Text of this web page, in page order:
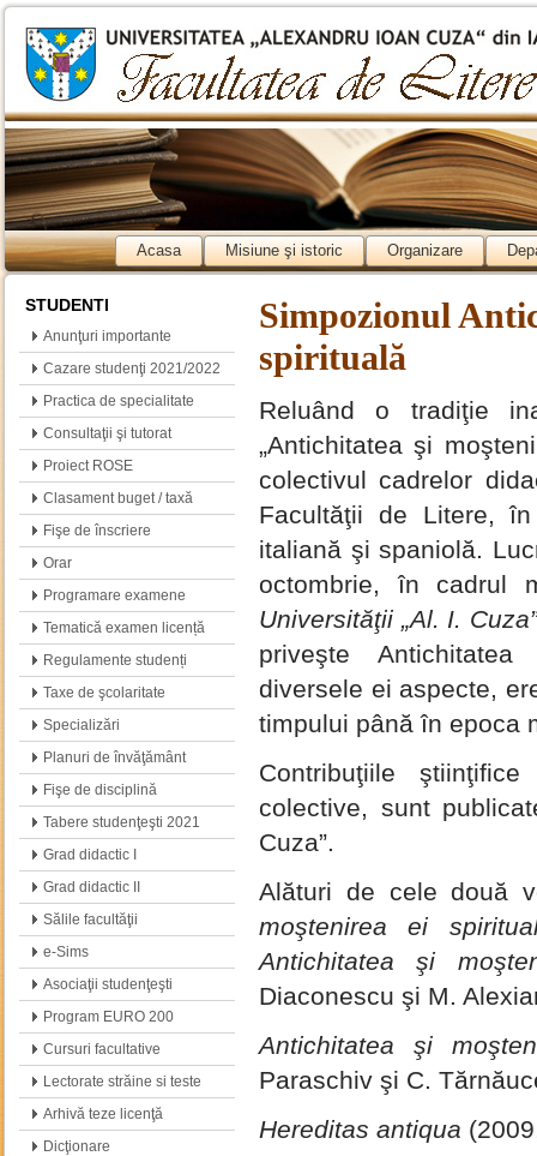
Acasa Misiune şi istoric Organizare
STUDENTI
Anunţuri importante
Cazare studenţi 2021/2022
Practica de specialitate
Consultaţii şi tutorat
Proiect ROSE
Clasament buget / taxă
Fişe de înscriere
Orar
Programare examene
Tematică examen licență
Regulamente studenți
Taxe de şcolaritate
Specializări
Planuri de învăţământ
Fişe de disciplină
Tabere studenţeşti 2021
Grad didactic I
Grad didactic II
Sălile facultăţii
e-Sims
Asociaţii studenţeşti
Program EURO 200
Cursuri facultative
(neogreacă, polonă,…
Lectorate străine si teste
internationale
Arhivă teze licenţă
Dicţionare
Simpozionul
spirituală
Reluând o tradiţie
„Antichitatea şi
colectivul cadrelor
Facultăţii de Litere,
italiană şi spaniolă.
octombrie, în cadrul
Universităţii „Al. I.
priveşte
diversele ei aspecte,
timpului până în epoca
Contribuţiile
colective, sunt
Cuza”.
Alături de cele două
moştenirea ei
Antichitatea şi
Diaconescu şi M.
Antichitatea şi
Paraschiv şi C.
Hereditas antiqua